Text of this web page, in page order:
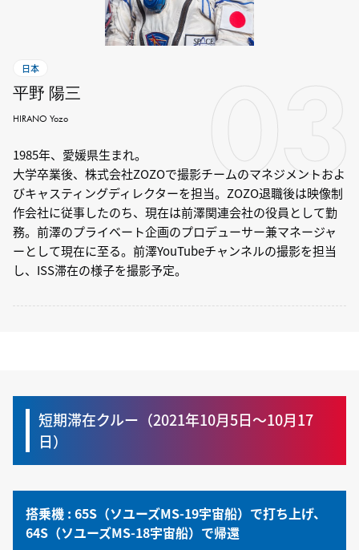
日本
平野 陽三
HIRANO Yozo
1985年、愛媛県⽣まれ。
⼤学卒業後、株式会社ZOZOで撮影チームのマネジメントおよ
びキャスティングディレクターを担当。ZOZO退職後は映像制
作会社に従事したのち、現在は前澤関連会社の役員として勤
務。前澤のプライベート企画のプロデューサー兼マネージャ
ーとして現在に⾄る。前澤YouTubeチャンネルの撮影を担当
し、ISS滞在の様⼦を撮影予定。
03
短期滞在クルー（2021年10月5日〜10月17
日）
搭乗機 : 65S（ソユーズMS-19宇宙船）で打ち上げ、
64S（ソユーズMS-18宇宙船）で帰還